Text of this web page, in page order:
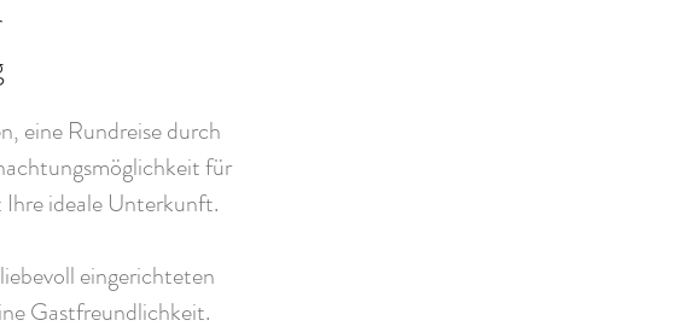
eine Rundreise durch
für
Ihre ideale Unterkunft.
eingerichteten
Gastfreundlichkeit.